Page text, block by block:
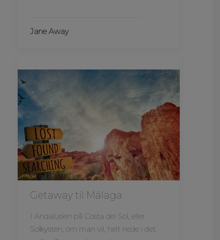
Jane Away
Getaway til Málaga
I Andalusien på Costa del Sol, eller
Solkysten, om man vil, helt nede i det